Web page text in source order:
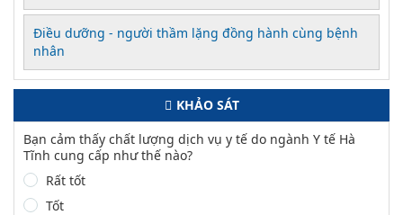
Điều dưỡng - người thầm lặng đồng hành cùng bệnh
nhân
KHẢO SÁT
Bạn cảm thấy chất lượng dịch vụ y tế do ngành Y tế Hà
Tĩnh cung cấp như thế nào?
Rất tốt
Tốt